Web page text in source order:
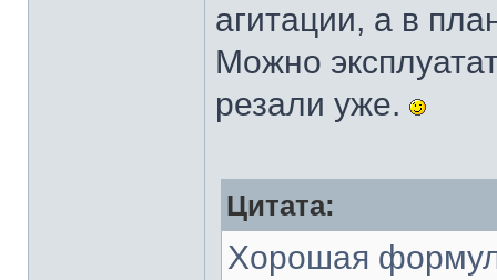
агитации, а в
Можно
резали уже.
Цитата:
Хорошая